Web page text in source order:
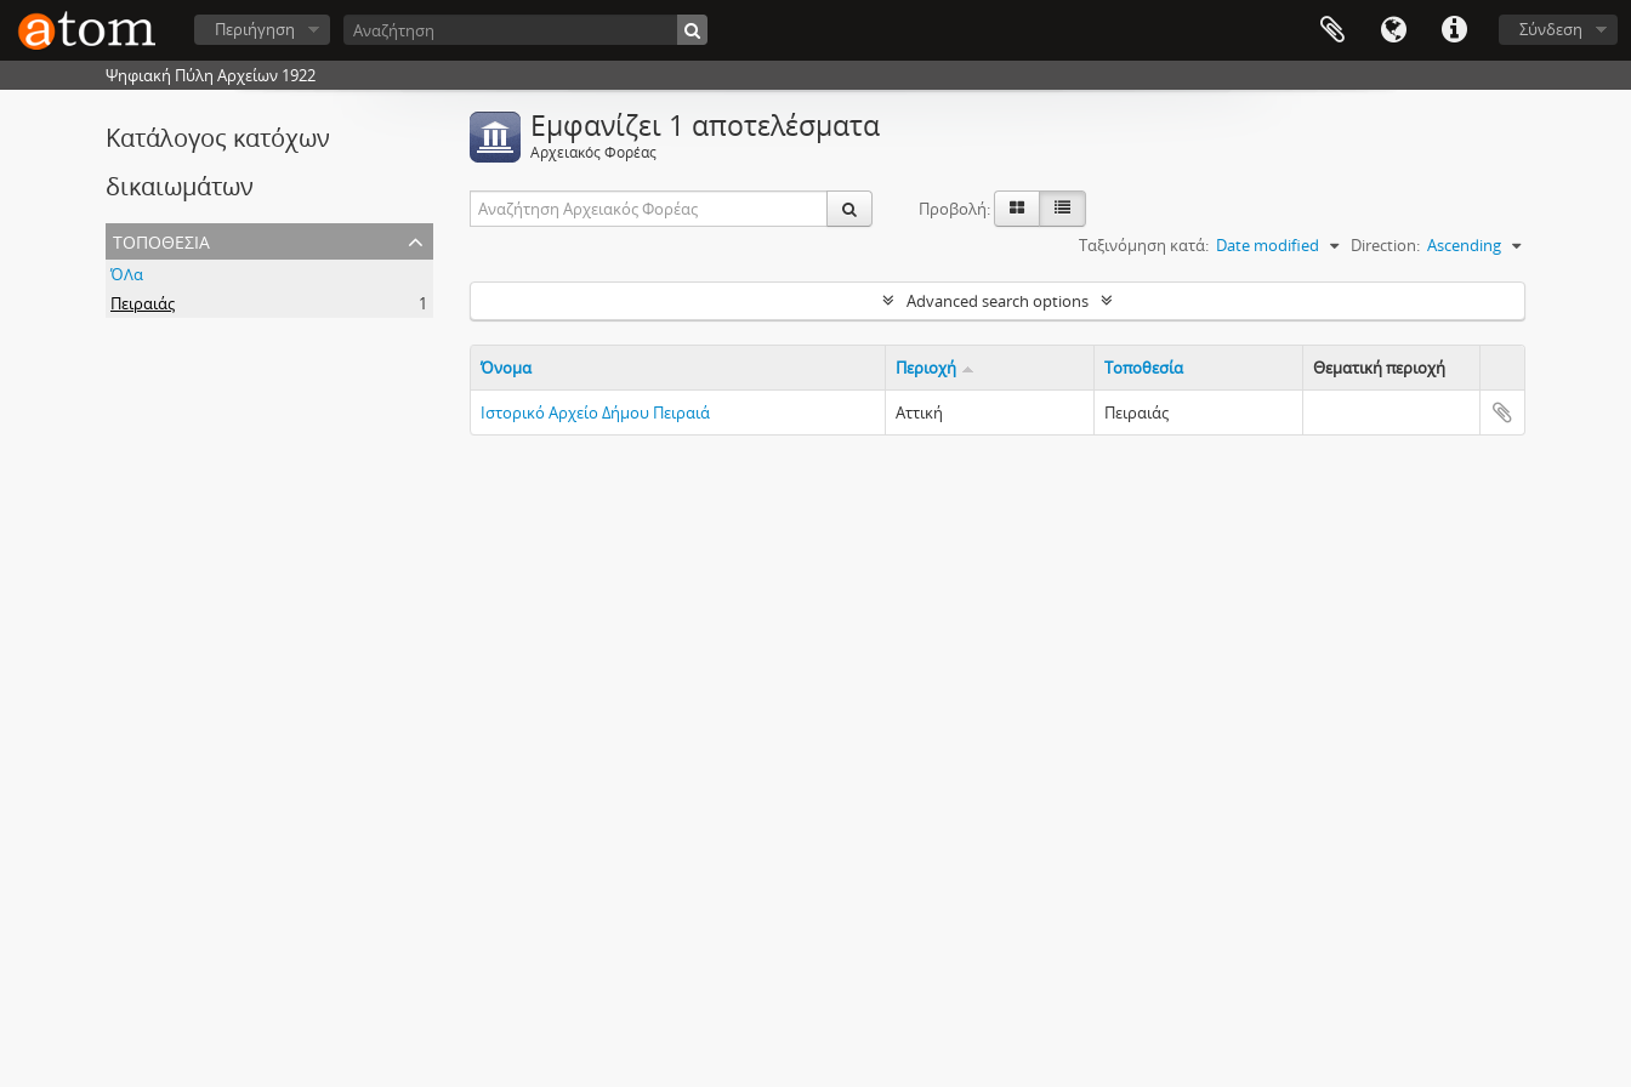
Σύνδεση
Περιήγηση
Ψηφιακή Πύλη Αρχείων 1922
Κατάλογος κατόχων
δικαιωμάτων
τοποθεσία
ΌΛα
Πειραιάς
1
Εμφανίζει 1 αποτελέσματα
Αρχειακός Φορέας
Προβολή:
Ταξινόμηση κατά: Date modified Direction: Ascending
Advanced search options
Όνομα Περιοχή Τοποθεσία
Θεματική περιοχή
Clipboard
Ιστορικό Αρχείο Δήμου Πειραιά
Αττική Πειραιάς